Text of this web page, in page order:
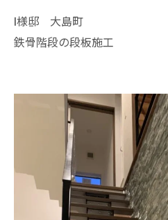
I様邸 大島町
鉄骨階段の段板施工